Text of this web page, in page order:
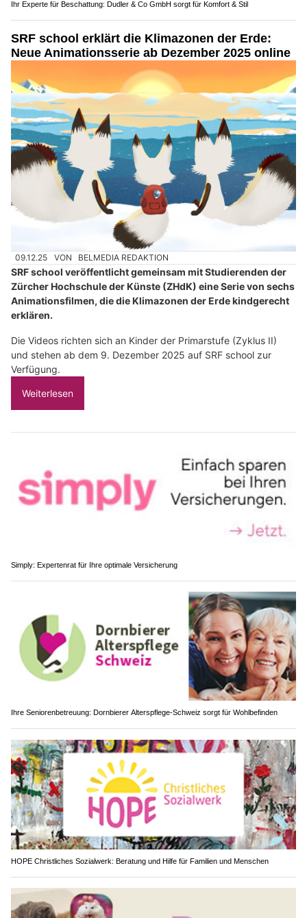
Ihr Experte für Beschattung: Dudler & Co GmbH sorgt für Komfort & Stil
SRF school erklärt die Klimazonen der Erde:
Neue Animationsserie ab Dezember 2025 online
09.12.25 VON BELMEDIA REDAKTION
SRF school veröffentlicht gemeinsam mit Studierenden der
Zürcher Hochschule der Künste (ZHdK) eine Serie von sechs
Animationsfilmen, die die Klimazonen der Erde kindgerecht
erklären.
Die Videos richten sich an Kinder der Primarstufe (Zyklus II)
und stehen ab dem 9. Dezember 2025 auf SRF school zur
Verfügung.
Weiterlesen
Simply: Expertenrat für Ihre optimale Versicherung
Ihre Seniorenbetreuung: Dornbierer Alterspflege-Schweiz sorgt für Wohlbefinden
HOPE Christliches Sozialwerk: Beratung und Hilfe für Familien und Menschen